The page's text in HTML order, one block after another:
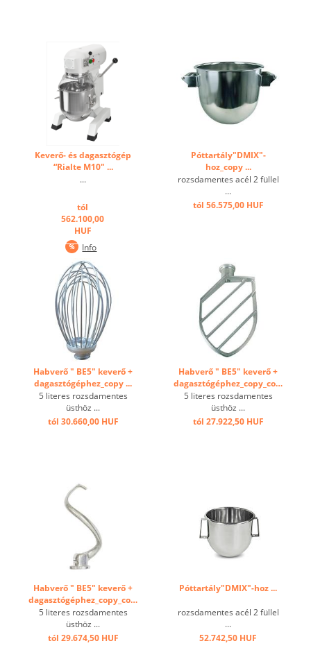
Keverő- és dagasztógép
“Rialte M10" ...
...
tól
562.100,00
HUF
Info
Póttartály"DMIX"-
hoz_copy ...
rozsdamentes acél 2 füllel
...
tól 56.575,00 HUF
Habverő " BE5" keverő +
dagasztógéphez_copy ...
5 literes rozsdamentes
üsthöz ...
tól 30.660,00 HUF
Habverő " BE5" keverő +
dagasztógéphez_copy_copy
...
5 literes rozsdamentes
üsthöz ...
tól 27.922,50 HUF
Habverő " BE5" keverő +
dagasztógéphez_copy_copy_copy
...
5 literes rozsdamentes
üsthöz ...
tól 29.674,50 HUF
Póttartály"DMIX"-hoz ...
rozsdamentes acél 2 füllel
...
52.742,50 HUF